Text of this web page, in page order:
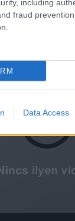
including
fraud
Data Access